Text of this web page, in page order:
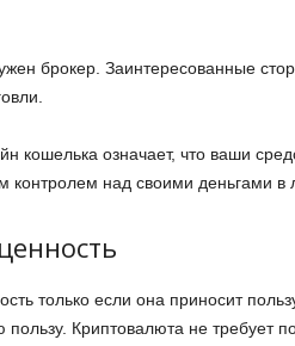
брокер. Заинтересованные
кошелька означает, что ваши
контролем над своими деньгами
только если она приносит
Криптовалюта не требует